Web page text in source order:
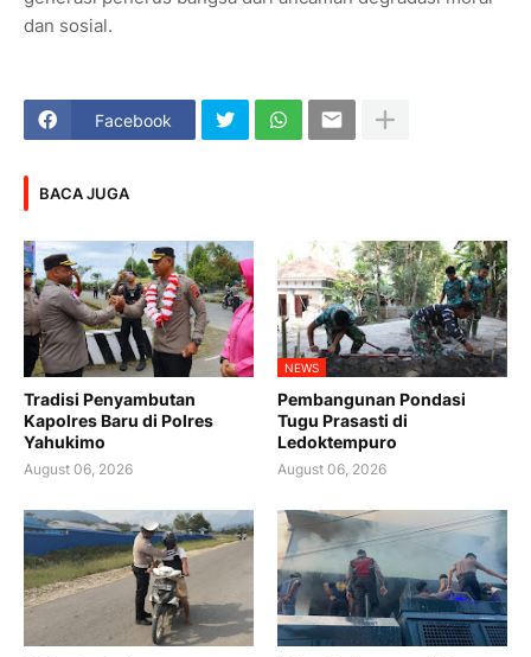
dan sosial.
Facebook
BACA JUGA
Tradisi Penyambutan
Kapolres Baru di Polres
Yahukimo
August 06, 2026
NEWS
Pembangunan Pondasi
Tugu Prasasti di
Ledoktempuro
August 06, 2026